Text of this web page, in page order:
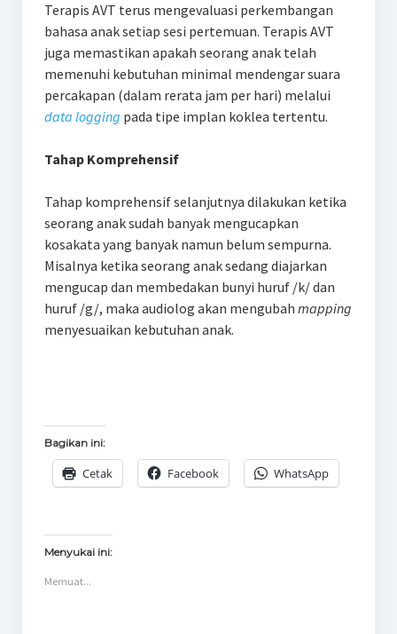
Terapis AVT terus mengevaluasi perkembangan
bahasa anak setiap sesi pertemuan. Terapis AVT
juga memastikan apakah seorang anak telah
memenuhi kebutuhan minimal mendengar suara
percakapan (dalam rerata jam per hari) melalui
data logging pada tipe implan koklea tertentu.
Tahap Komprehensif
Tahap komprehensif selanjutnya dilakukan ketika
seorang anak sudah banyak mengucapkan
kosakata yang banyak namun belum sempurna.
Misalnya ketika seorang anak sedang diajarkan
mengucap dan membedakan bunyi huruf /k/ dan
huruf /g/, maka audiolog akan mengubah mapping
menyesuaikan kebutuhan anak.
Bagikan ini:
Cetak Facebook WhatsApp
Menyukai ini:
Memuat...